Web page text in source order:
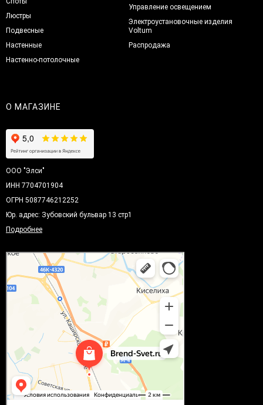
Люстры
Подвесные
Настенные
Настенно-потолочные
Управление освещением
Электроустановочные изделия
Voltum
Распродажа
О МАГАЗИНЕ
ООО "Элси"
ИНН 7704701904
ОГРН 5087746212252
Юр. адрес: Зубовский бульвар 13 стр1
Подробнее